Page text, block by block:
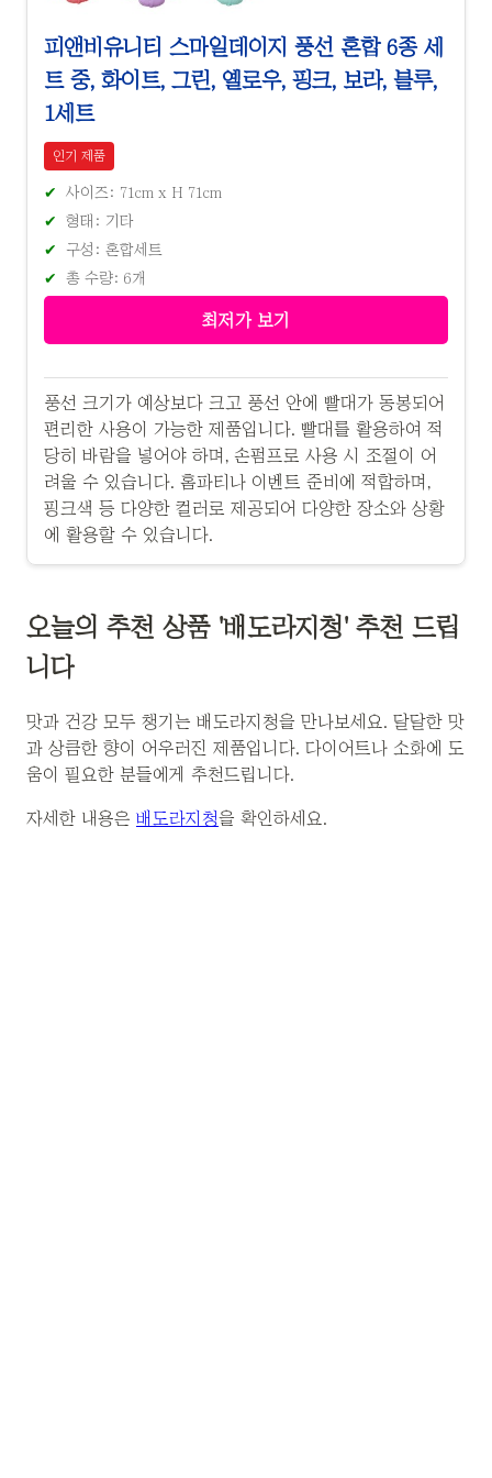
피앤비유니티 스마일데이지 풍선 혼합 6종 세
트 중, 화이트, 그린, 옐로우, 핑크, 보라, 블루,
1세트
인기 제품
사이즈: 71cm x H 71cm
형태: 기타
구성: 혼합세트
총 수량: 6개
최저가 보기
풍선 크기가 예상보다 크고 풍선 안에 빨대가 동봉되어
편리한 사용이 가능한 제품입니다. 빨대를 활용하여 적
당히 바람을 넣어야 하며, 손펌프로 사용 시 조절이 어
려울 수 있습니다. 홈파티나 이벤트 준비에 적합하며,
핑크색 등 다양한 컬러로 제공되어 다양한 장소와 상황
에 활용할 수 있습니다.
오늘의 추천 상품 '배도라지청' 추천 드립
니다
맛과 건강 모두 챙기는 배도라지청을 만나보세요. 달달한 맛
과 상큼한 향이 어우러진 제품입니다. 다이어트나 소화에 도
움이 필요한 분들에게 추천드립니다.
자세한 내용은 배도라지청을 확인하세요.